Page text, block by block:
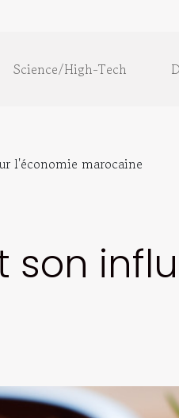
Science/High-Tech
l'économie marocaine
son